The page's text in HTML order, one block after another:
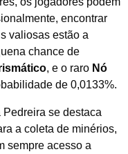
encontrar
valiosas estão a
chance de
, e o raro Nó
de 0,0133%.
se destaca
a coleta de minérios,
sempre acesso a